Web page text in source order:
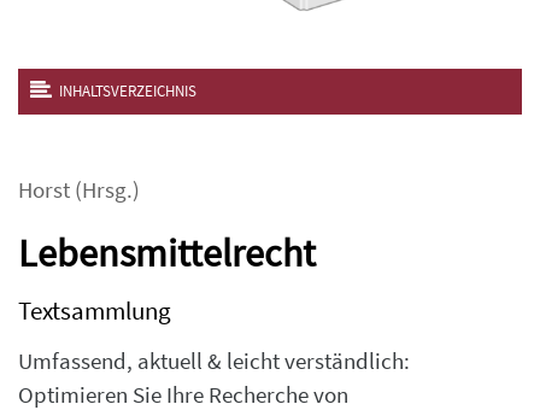
INHALTSVERZEICHNIS
Horst (Hrsg.)
Lebensmittelrecht
Textsammlung
Umfassend, aktuell & leicht verständlich:
Optimieren Sie Ihre Recherche von